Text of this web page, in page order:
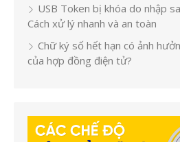
USB Token bị khóa do nhập
Cách xử lý nhanh và an toàn
Chữ ký số hết hạn có ảnh
của hợp đồng điện tử?